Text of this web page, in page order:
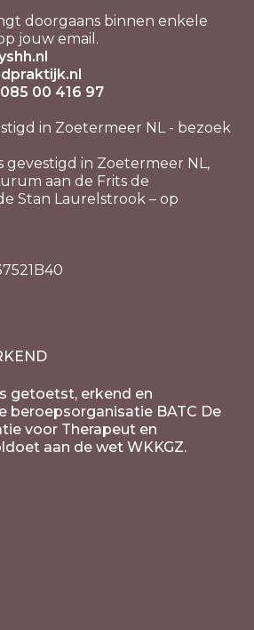
doorgaans binnen enkele
jouw email.
085 00 416 97
in Zoetermeer NL - bezoek
gevestigd in Zoetermeer NL,
aan de Frits de
Stan Laurelstrook – op
getoetst, erkend en
beroepsorganisatie BATC De
voor Therapeut en
aan de wet WKKGZ.